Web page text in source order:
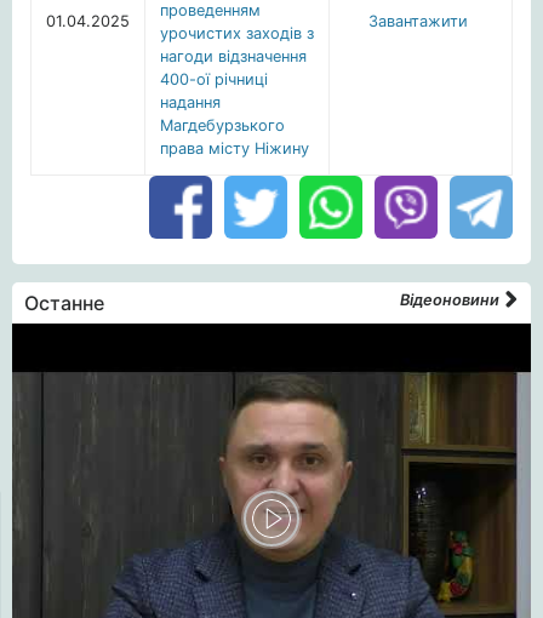
01.04.2025
проведенням
урочистих заходів з
нагоди відзначення
400-ої річниці
надання
Магдебурзького
права місту Ніжину
Завантажити
Останне Відеоновини